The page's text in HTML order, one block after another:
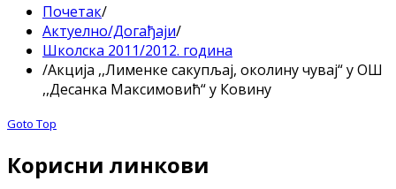
Почетак/
Актуелно/Догађаји/
Школска 2011/2012. година
/Акција ,,Лименке сакупљај, околину чувај“ у ОШ
,,Десанка Максимовић“ у Ковину
Goto Top
Корисни линкови